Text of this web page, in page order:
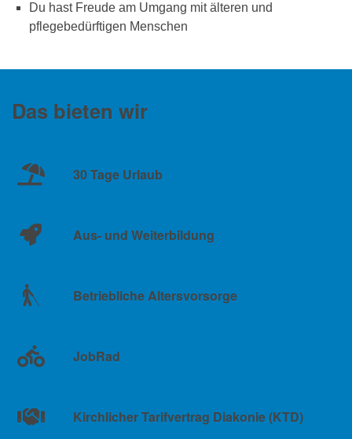
Du hast Freude am Umgang mit älteren und
pflegebedürftigen Menschen
Das bieten wir
30 Tage Urlaub
Aus- und Weiterbildung
Betriebliche Altersvorsorge
JobRad
Kirchlicher Tarifvertrag Diakonie (KTD)